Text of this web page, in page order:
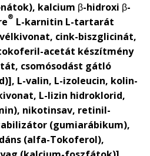
kalcium β-hidroxi β-
® L-karnitin L-tartarát
cink-biszglicinát,
acetát készítmény
csomósodást gátló
L-valin, L-izoleucin, kolin-
L-lizin hidroklorid,
nikotinsav, retinil-
(gumiarábikum),
(alfa-Tokoferol),